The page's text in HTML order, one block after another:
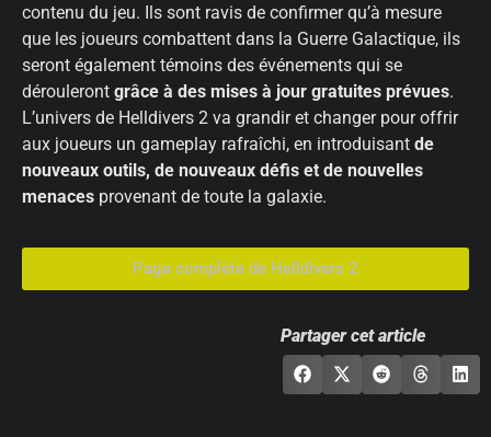
contenu du jeu. Ils sont ravis de confirmer qu’à mesure
que les joueurs combattent dans la Guerre Galactique, ils
seront également témoins des événements qui se
dérouleront grâce à des mises à jour gratuites prévues.
L’univers de Helldivers 2 va grandir et changer pour offrir
aux joueurs un gameplay rafraîchi, en introduisant de
nouveaux outils, de nouveaux défis et de nouvelles
menaces provenant de toute la galaxie.
Page complète de Helldivers 2
Partager cet article